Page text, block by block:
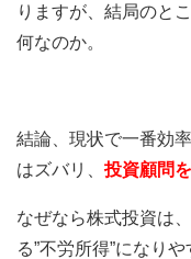
りますが、結局のと
何なのか。
結論、現状で一番効
はズバリ、投資顧問
なぜなら株式投資は
る”不労所得”になりや